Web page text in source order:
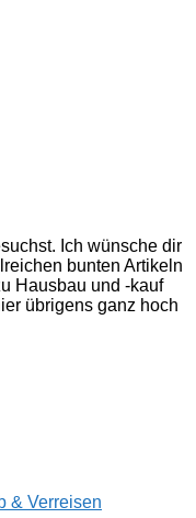
Ich wünsche dir
bunten Artikeln
Hausbau und -kauf
übrigens ganz hoch
& Verreisen